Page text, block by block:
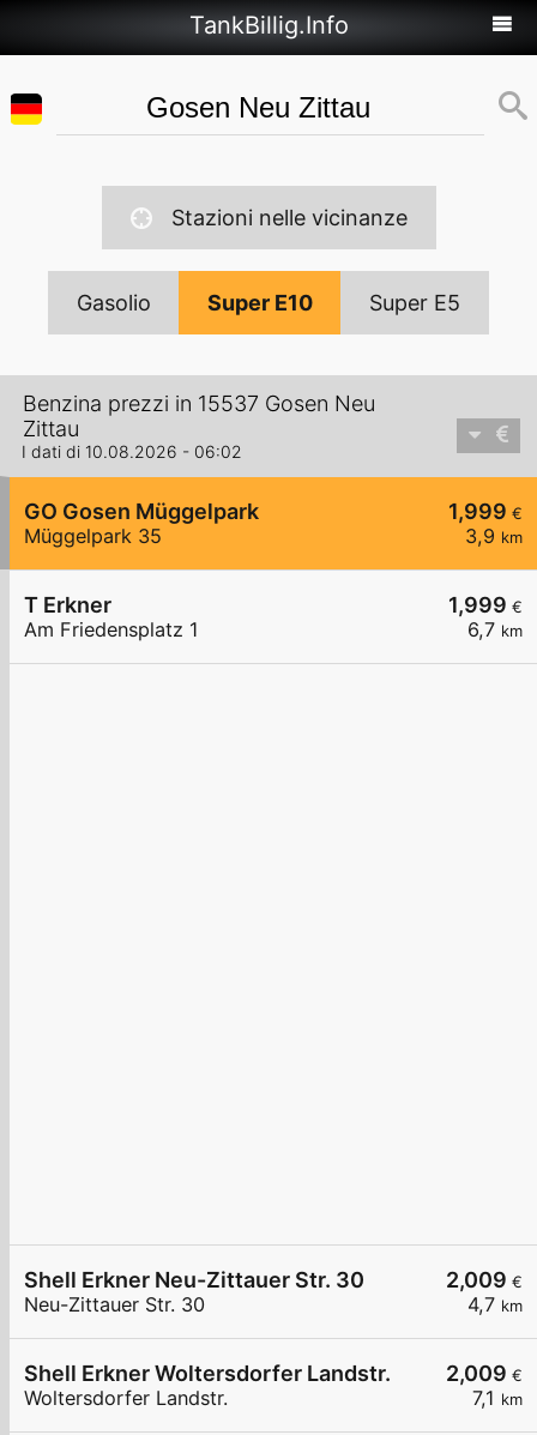
TankBillig.Info
Stazioni nelle vicinanze
Gasolio Super E10 Super E5
Benzina prezzi in 15537 Gosen Neu
Zittau
I dati di 10.08.2026 - 06:02
1,999 €
3,9 km
GO Gosen Müggelpark
Müggelpark 35
1,999 €
6,7 km
T Erkner
Am Friedensplatz 1
2,009 €
4,7 km
Shell Erkner Neu-Zittauer Str. 30
Neu-Zittauer Str. 30
2,009 €
7,1 km
Shell Erkner Woltersdorfer Landstr.
Woltersdorfer Landstr.